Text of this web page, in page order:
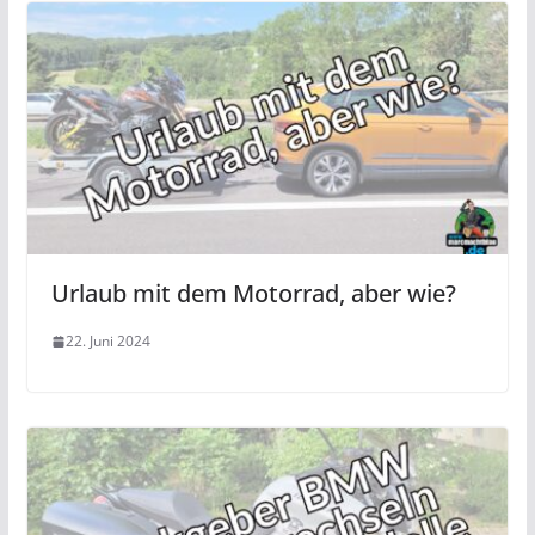
Urlaub mit dem Motorrad, aber wie?
22. Juni 2024